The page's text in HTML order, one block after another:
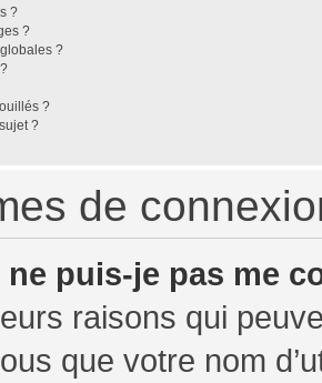
?
?
?
?
?
de
puis-je pas me
raisons qui
que votre nom